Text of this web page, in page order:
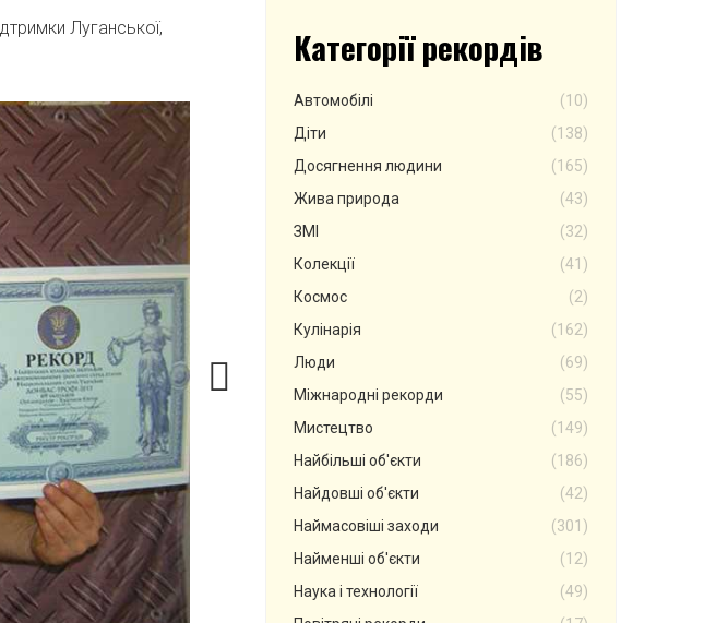
Луганської,
Категорії рекордів
Автомобілі
(10)
Діти
(138)
Досягнення людини
(165)
Жива природа
(43)
ЗМІ
(32)
Колекції
(41)
Космос
(2)
Кулінарія
(162)
Люди
(69)
Міжнародні рекорди
(55)
Мистецтво
(149)
Найбільші об'єкти
(186)
Найдовші об'єкти
(42)
Наймасовіші заходи
(301)
Найменші об'єкти
(12)
Наука і технології
(49)